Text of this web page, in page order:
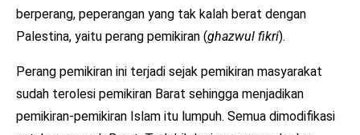
berperang, peperangan yang tak kalah berat dengan
Palestina, yaitu perang pemikiran (ghazwul fikri).
Perang pemikiran ini terjadi sejak pemikiran masyarakat
sudah terolesi pemikiran Barat sehingga menjadikan
pemikiran-pemikiran Islam itu lumpuh. Semua dimodifikasi